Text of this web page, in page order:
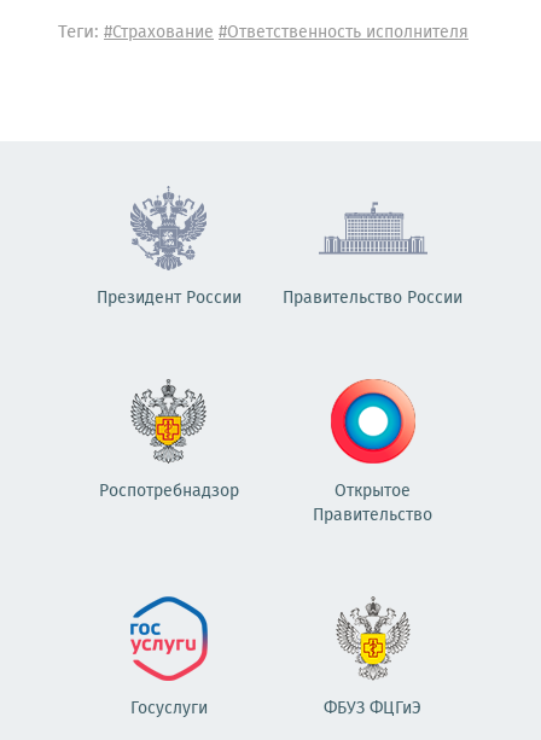
Теги: #Страхование#Ответственность исполнителя
Президент России Правительство России
Роспотребнадзор
Открытое
Правительство
Госуслуги ФБУЗ ФЦГиЭ